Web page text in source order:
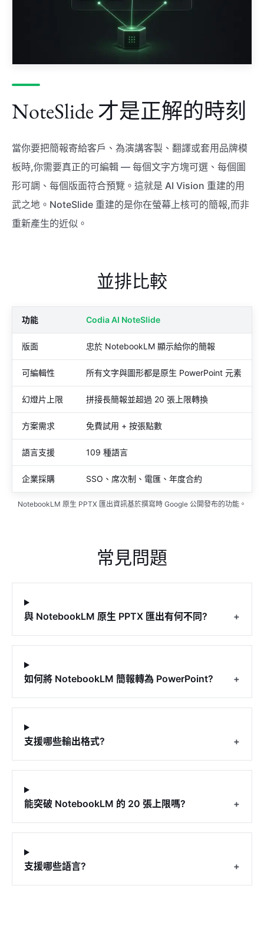
NoteSlide 才是正解的時刻
當你要把簡報寄給客戶、為演講客製、翻譯或套用品牌模
板時,你需要真正的可編輯 — 每個文字方塊可選、每個圖
形可調、每個版面符合預覽。這就是 AI Vision 重建的用
武之地。NoteSlide 重建的是你在螢幕上核可的簡報,而非
重新產生的近似。
並排比較
功能 Codia AI NoteSlide
版面 忠於 NotebookLM 顯示給你的簡報
可編輯性 所有文字與圖形都是原生 PowerPoint 元素
幻燈片上限 拼接長簡報並超過 20 張上限轉換
方案需求 免費試用 + 按張點數
語言支援 109 種語言
企業採購 SSO、席次制、電匯、年度合約
NotebookLM 原生 PPTX 匯出資訊基於撰寫時 Google 公開發布的功能。
常見問題
與 NotebookLM 原生 PPTX 匯出有何不同? +
如何將 NotebookLM 簡報轉為 PowerPoint? +
支援哪些輸出格式? +
能突破 NotebookLM 的 20 張上限嗎? +
支援哪些語言? +